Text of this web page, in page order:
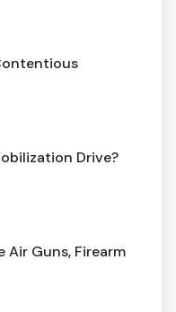
Drive?
Air Guns, Firearm